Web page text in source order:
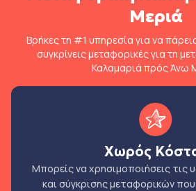
Μεριά
Βρήκες τη #1 υπηρεσία για να
συγκρίνεις μεταφορικές για τη
Καλαμαριά πρός Άνω
Χωρός
Μπορείς να χρησιμοποιήσεις τις
και σύγκρισης μεταφορικών